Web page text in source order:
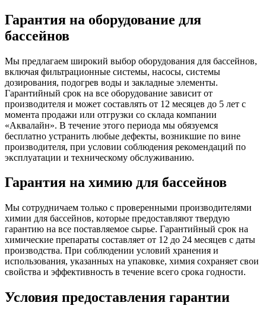
Гарантия на оборудование для
бассейнов
Мы предлагаем широкий выбор оборудования для бассейнов,
включая фильтрационные системы, насосы, системы
дозирования, подогрев воды и закладные элементы.
Гарантийный срок на все оборудование зависит от
производителя и может составлять от 12 месяцев до 5 лет с
момента продажи или отгрузки со склада компании
«Аквалайн». В течение этого периода мы обязуемся
бесплатно устранить любые дефекты, возникшие по вине
производителя, при условии соблюдения рекомендаций по
эксплуатации и техническому обслуживанию.
Гарантия на химию для бассейнов
Мы сотрудничаем только с проверенными производителями
химии для бассейнов, которые предоставляют твердую
гарантию на все поставляемое сырье. Гарантийный срок на
химические препараты составляет от 12 до 24 месяцев с даты
производства. При соблюдении условий хранения и
использования, указанных на упаковке, химия сохраняет свои
свойства и эффективность в течение всего срока годности.
Условия предоставления гарантии